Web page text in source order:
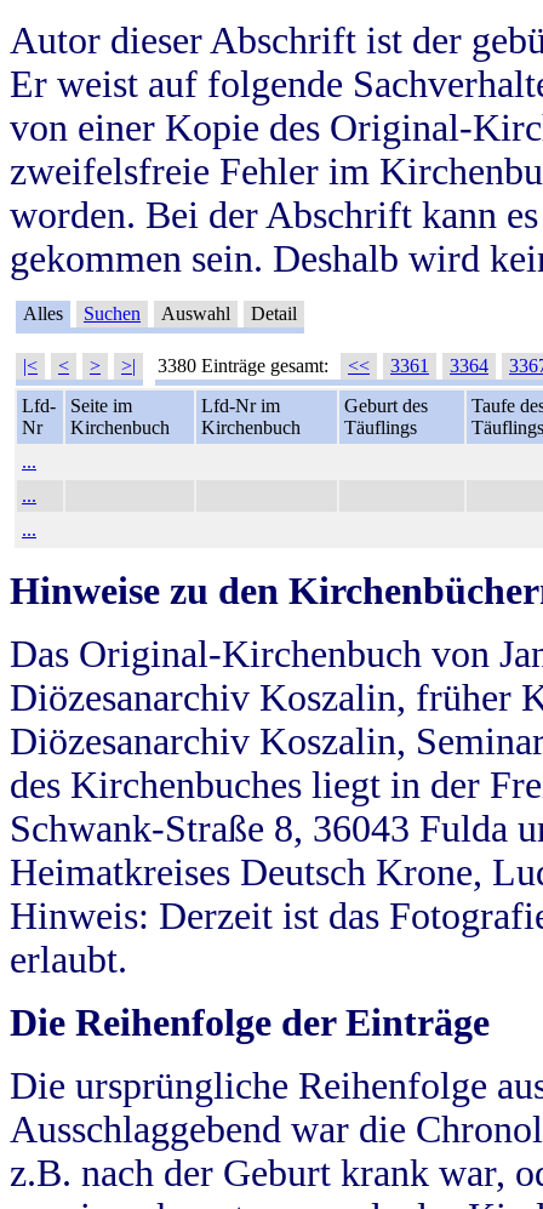
Autor dieser Abschrift ist der
Er weist auf folgende
von einer Kopie des Original-
zweifelsfreie Fehler im
worden. Bei der Abschrift kann
gekommen sein. Deshalb wird
Alles Suchen Auswahl Detail
|< < > >| 3380 Einträge gesamt: << 3361 3364
Lfd-
Nr
Seite im
Kirchenbuch
Lfd-Nr im
Kirchenbuch
Geburt des
Täuflings
Taufe
Täuflings
...
...
...
Hinweise zu den
Das Original-Kirchenbuch von
Diözesanarchiv Koszalin, früher
Diözesanarchiv Koszalin,
des Kirchenbuches liegt in der
Schwank-Straße 8, 36043 Fulda
Heimatkreises Deutsch Krone,
Hinweis: Derzeit ist das
erlaubt.
Die Reihenfolge der Einträge
Die ursprüngliche Reihenfolge
Ausschlaggebend war die
z.B. nach der Geburt krank war,